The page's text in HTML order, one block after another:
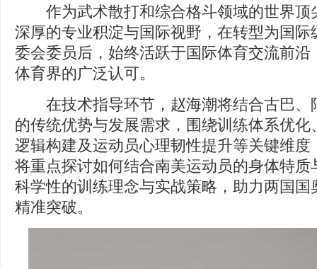
作为武术散打和综合格斗领域的世界顶
深厚的专业积淀与国际视野，在转型为国
委会委员后，始终活跃于国际体育交流前
体育界的广泛认可。
在技术指导环节，赵海潮将结合古巴、
的传统优势与发展需求，围绕训练体系优
逻辑构建及运动员心理韧性提升等关键维
将重点探讨如何结合南美运动员的身体特
科学性的训练理念与实战策略，助力两国
精准突破。